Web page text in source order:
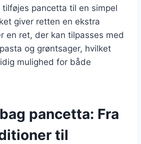
pancetta til en simpel
giver retten en ekstra
en ret, der kan tilpasses med
og grøntsager, hvilket
mulighed for både
pancetta: Fra
til